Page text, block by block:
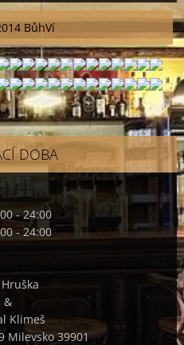
BůhVí
DOBA
- 24:00
- 24:00
&
Klimeš
Milevsko 39901